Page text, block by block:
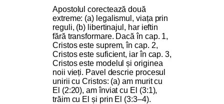
Apostolul corectează două
extreme: (a) legalismul, viața prin
reguli, (b) libertinajul, har ieftin
fără transformare. Dacă în cap. 1,
Cristos este suprem, în cap. 2,
Cristos este suficient, iar în cap. 3,
Cristos este modelul și originea
noii vieți. Pavel descrie procesul
unirii cu Cristos: (a) am murit cu
El (2:20), am înviat cu El (3:1),
trăim cu El și prin El (3:3–4).